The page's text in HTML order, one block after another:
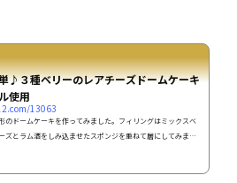
♪３種ベリーのレアチーズドームケーキ
使用
13063
のドームケーキを作ってみました。フィリングはミックスベ
ズとラム酒をしみ込ませたスポンジを重ねて層にしてみまし